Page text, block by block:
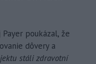
poukázal, že
dôvery a
stáli zdravotní